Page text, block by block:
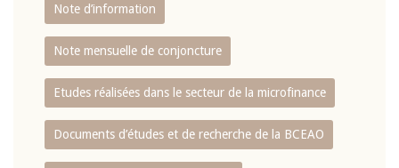
Note d’information
Note mensuelle de conjoncture
Etudes réalisées dans le secteur de la microfinance
Documents d’études et de recherche de la BCEAO